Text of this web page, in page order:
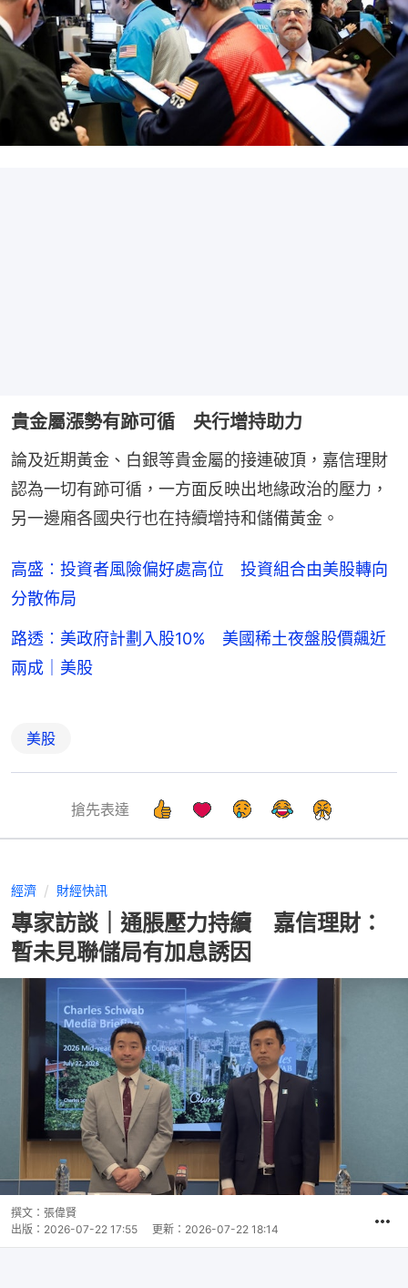
貴金屬漲勢有跡可循 央行增持助力
論及近期黃金、白銀等貴金屬的接連破頂，嘉信理財
認為一切有跡可循，一方面反映出地緣政治的壓力，
另一邊廂各國央行也在持續增持和儲備黃金。
高盛︰投資者風險偏好處高位 投資組合由美股轉向
分散佈局
路透︰美政府計劃入股10% 美國稀土夜盤股價飆近
兩成｜美股
美股
搶先表達
經濟 財經快訊
專家訪談｜通脹壓力持續 嘉信理財：
暫未見聯儲局有加息誘因
撰文： 張偉賢
出版： 2026-07-22 17:55 更新： 2026-07-22 18:14